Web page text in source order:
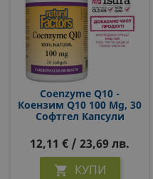
Coenzyme Q10 -
Коензим Q10 100 Mg, 30
Софтгел Капсули
12,11 € / 23,69 лв.
 КУПИ